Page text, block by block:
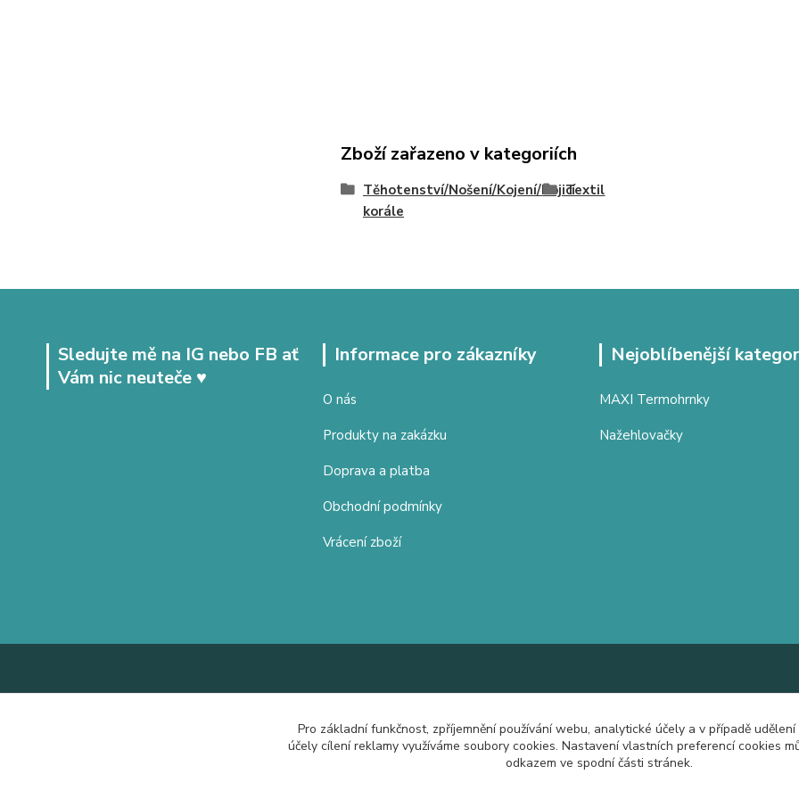
Zboží zařazeno v kategoriích
Těhotenství/Nošení/Kojení/Kojicí
korále
Textil
Sledujte mě na IG nebo FB ať
Vám nic neuteče ♥
Informace pro zákazníky
O nás
Produkty na zakázku
Doprava a platba
Obchodní podmínky
Vrácení zboží
Nejoblíbenější
MAXI Termohrnky
Nažehlovačky
Pro základní funkčnost, zpříjemnění používání webu, analytické účely a v případě
účely cílení reklamy využíváme soubory cookies. Nastavení vlastních preferencí cookies
odkazem ve spodní části stránek.